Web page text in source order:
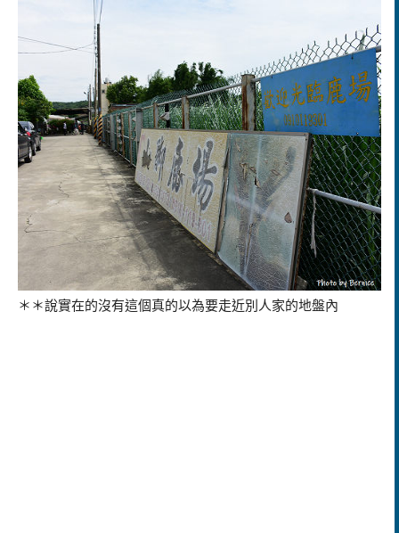
＊＊說實在的沒有這個真的以為要走近別人家的地盤內